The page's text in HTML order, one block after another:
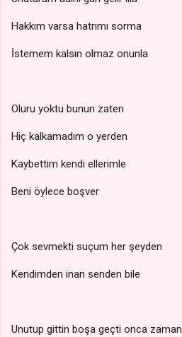
Hakkım varsa hatrımı sorma
İstemem kalsın olmaz onunla
Oluru yoktu bunun zaten
Hiç kalkamadım o yerden
Kaybettim kendi ellerimle
Beni öylece boşver
Çok sevmekti suçum her şeyden
Kendimden inan senden bile
Unutup gittin boşa geçti onca zaman